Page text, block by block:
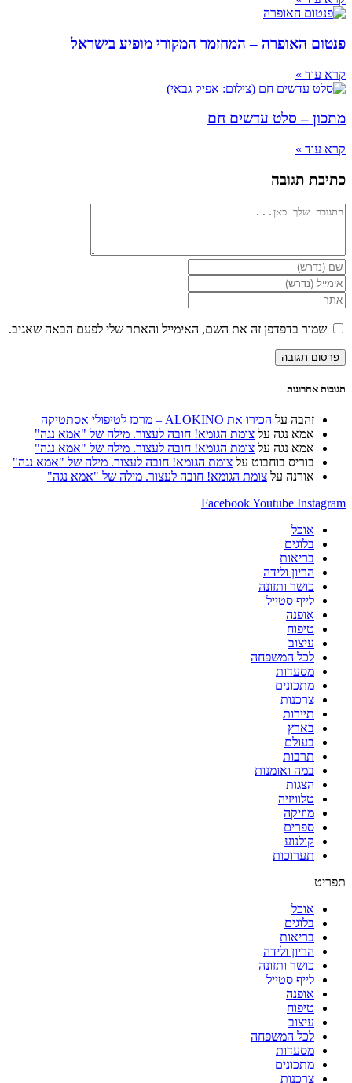
פנטום האופרה – המחזמר המקורי מופיע בישראל
קרא עוד »
מתכון – סלט עדשים חם
קרא עוד »
כתיבת תגובה
להגיב
הזן
את
השם
שלך
או
שם
משתמש
כדי
הזן
את
כתובת
דואר
האלקטרוני
שלך
כדי
הזן
את
כתובת
האינטרנט
שלך
שמור בדפדפן זה את השם, האימייל והאתר שלי לפעם הבאה שאגיב.
תגובות אחרונות
זהבה על הכירו את ALOKINO – מרכז לטיפולי אסתטיקה
אמא נגה על צומת הגומא! חובה לעצור. מילה של "אמא נגה"
אמא נגה על צומת הגומא! חובה לעצור. מילה של "אמא נגה"
בוריס בוחבוט על צומת הגומא! חובה לעצור. מילה של "אמא נגה"
אורנה על צומת הגומא! חובה לעצור. מילה של "אמא נגה"
FacebookYoutube Instagram
אוכל
בלוגים
בריאות
הריון ולידה
כושר ותזונה
לייף סטייל
אופנה
טיפוח
עיצוב
לכל המשפחה
מסעדות
מתכונים
צרכנות
תיירות
בארץ
בעולם
תרבות
במה ואומנות
הצגות
טלוויזיה
מוזיקה
ספרים
קולנוע
תערוכות
תפריט
אוכל
בלוגים
בריאות
הריון ולידה
כושר ותזונה
לייף סטייל
אופנה
טיפוח
עיצוב
לכל המשפחה
מסעדות
מתכונים
צרכנות